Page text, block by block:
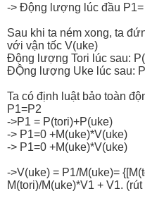
-> Động lượng lúc đầu P1=
Sau khi ta ném xong, ta
với vận tốc V(uke)
Động lượng Tori lúc sau:
ĐỘng lượng Uke lúc sau:
Ta có định luật bảo toàn
P1=P2
->P1 = P(tori)+P(uke)
-> P1=0 +M(uke)*V(uke)
-> P1=0 +M(uke)*V(uke)
->V(uke) = P1/M(uke)=
M(tori)/M(uke)*V1 + V1.